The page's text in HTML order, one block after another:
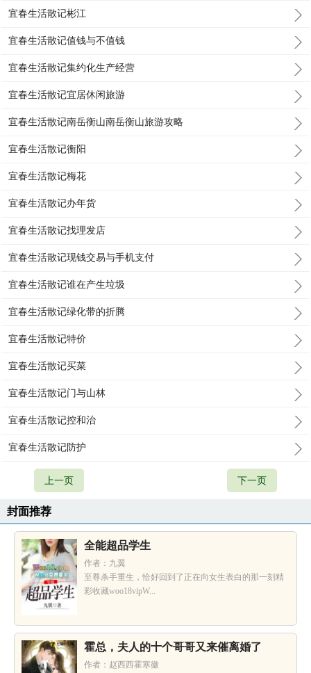
宜春生活散记彬江
宜春生活散记值钱与不值钱
宜春生活散记集约化生产经营
宜春生活散记宜居休闲旅游
宜春生活散记南岳衡山南岳衡山旅游攻略
宜春生活散记衡阳
宜春生活散记梅花
宜春生活散记办年货
宜春生活散记找理发店
宜春生活散记现钱交易与手机支付
宜春生活散记谁在产生垃圾
宜春生活散记绿化带的折腾
宜春生活散记特价
宜春生活散记买菜
宜春生活散记门与山林
宜春生活散记控和治
宜春生活散记防护
上一页 下一页
封面推荐
全能超品学生
作者：九翼
至尊杀手重生，恰好回到了正在向女生表白的那一刻精
彩收藏woo18vipW...
霍总，夫人的十个哥哥又来催离婚了
作者：赵西西霍寒徽